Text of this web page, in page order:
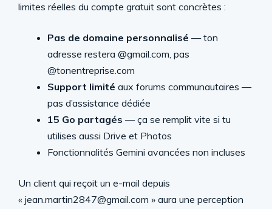
limites réelles du compte gratuit sont concrètes :
Pas de domaine personnalisé — ton
adresse restera @gmail.com, pas
@tonentreprise.com
Support limité aux forums communautaires —
pas d’assistance dédiée
15 Go partagés — ça se remplit vite si tu
utilises aussi Drive et Photos
Fonctionnalités Gemini avancées non incluses
Un client qui reçoit un e-mail depuis
« jean.martin2847@gmail.com » aura une perception